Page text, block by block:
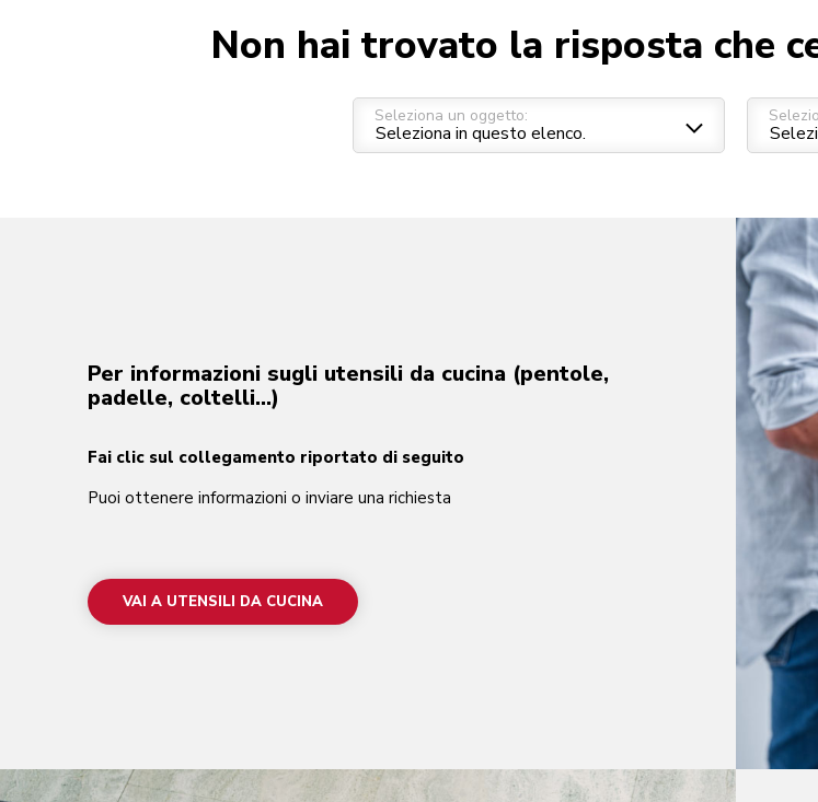
Non hai trovato la risposta che
Seleziona un oggetto:
Per informazioni sugli utensili da cucina (pentole,
padelle, coltelli…)
Fai clic sul collegamento riportato di seguito
Puoi ottenere informazioni o inviare una richiesta
VAI A UTENSILI DA CUCINA